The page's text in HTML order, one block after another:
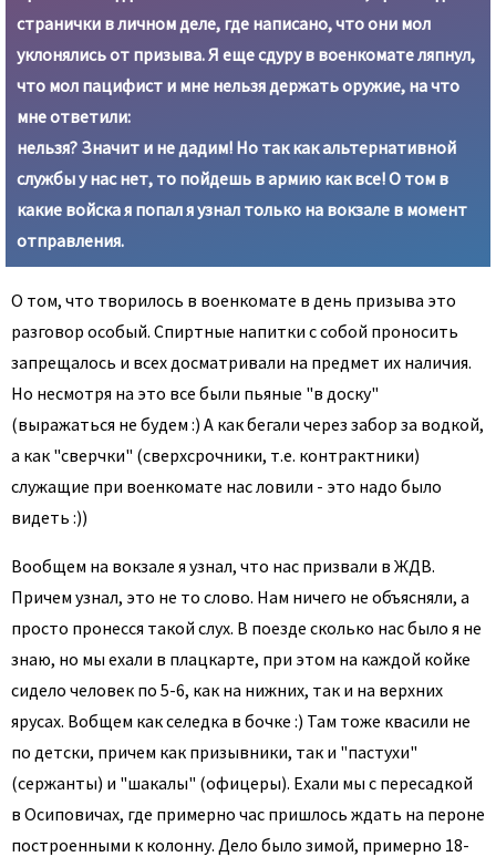
странички в личном деле, где написано, что они мол
уклонялись от призыва. Я еще сдуру в военкомате ляпнул,
что мол пацифист и мне нельзя держать оружие, на что
мне ответили:
нельзя? Значит и не дадим! Но так как альтернативной
службы у нас нет, то пойдешь в армию как все! О том в
какие войска я попал я узнал только на вокзале в момент
отправления.
О том, что творилось в военкомате в день призыва это
разговор особый. Спиртные напитки с собой проносить
запрещалось и всех досматривали на предмет их наличия.
Но несмотря на это все были пьяные "в доску"
(выражаться не будем :) А как бегали через забор за водкой,
а как "сверчки" (сверхсрочники, т.е. контрактники)
служащие при военкомате нас ловили - это надо было
видеть :))
Вообщем на вокзале я узнал, что нас призвали в ЖДВ.
Причем узнал, это не то слово. Нам ничего не объясняли, а
просто пронесся такой слух. В поезде сколько нас было я не
знаю, но мы ехали в плацкарте, при этом на каждой койке
сидело человек по 5-6, как на нижних, так и на верхних
ярусах. Вобщем как селедка в бочке :) Там тоже квасили не
по детски, причем как призывники, так и "пастухи"
(сержанты) и "шакалы" (офицеры). Ехали мы с пересадкой
в Осиповичах, где примерно час пришлось ждать на пероне
построенными к колонну. Дело было зимой, примерно 18-